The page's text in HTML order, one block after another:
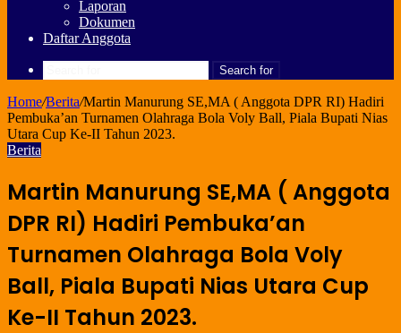
Laporan
Dokumen
Daftar Anggota
Search for
Home/Berita/Martin Manurung SE,MA ( Anggota DPR RI) Hadiri
Pembuka’an Turnamen Olahraga Bola Voly Ball, Piala Bupati Nias
Utara Cup Ke-II Tahun 2023.
Berita
Martin Manurung SE,MA ( Anggota
DPR RI) Hadiri Pembuka’an
Turnamen Olahraga Bola Voly
Ball, Piala Bupati Nias Utara Cup
Ke-II Tahun 2023.